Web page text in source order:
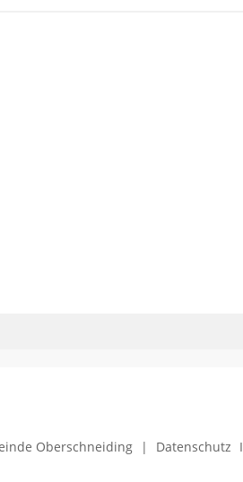
Oberschneiding | Datenschutz